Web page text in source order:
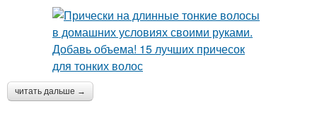
читать дальше →